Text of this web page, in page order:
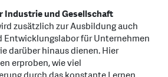
Industrie und Gesellschaft
zusätzlich zur Ausbildung auch
Entwicklungslabor für Unternehmen
darüber hinaus dienen. Hier
erproben, wie viel